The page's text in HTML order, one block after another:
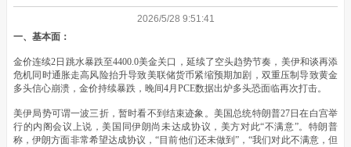
2026/5/28 9:51:41
一、基本面：
金价连续2日跳水暴跌至4400.0美金关口，延续了空头趋势节奏，美伊和谈再添
危机同时通胀走高风险抬升导致美联储货币紧缩预期加剧，双重压制导致黄金
多头信心崩溃，金价持续暴跌，晚间4月PCE数据出炉多头恐面临再次打击。
美伊局势可谓一波三折，暂时看不到结束迹象。美国总统特朗普27日在白宫举
行的内阁会议上说，美国同伊朗尚未达成协议，美方对此“不满意”。特朗普
称，伊朗方面非常希望达成协议，“目前他们还未做到”，“我们对此不满意，但